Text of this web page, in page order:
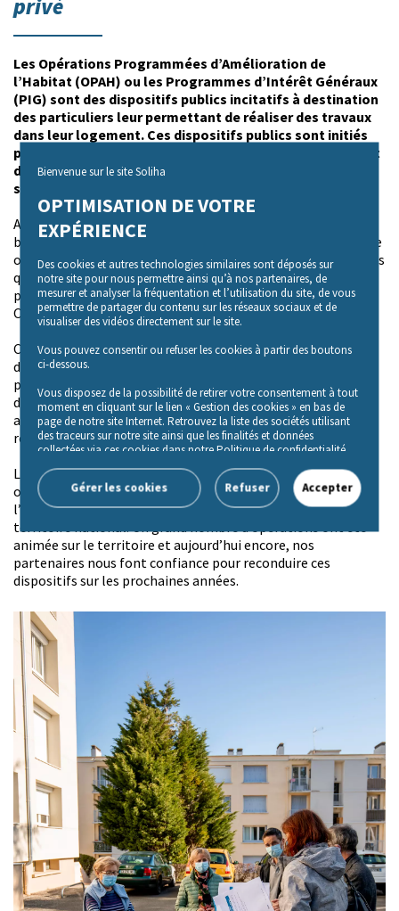
privé
Les Opérations Programmées d’Amélioration de
l’Habitat (OPAH) ou les Programmes d’Intérêt Généraux
(PIG) sont des dispositifs publics incitatifs à destination
des particuliers leur permettant de réaliser des travaux
dans leur logement. Ces dispositifs publics sont initiés
par la collectivité territoriale (commune ou groupement
de communes) et permettent de mobiliser des
subventions publiques au profit de l’habitat privé.
A la suite d’une étude pré opérationnelle qui relève les
besoins et les spécificités d’un territoire (quartier, commune
ou un groupement de communes), les partenaires locaux tels
que l’Anah, le Département, la Région, et Action logement
peuvent réserver des financements à la mise en place d’une
OPAH (5 ans) ou d’un PIG (3 ans).
Ces dispositifs permettent de solliciter une équipe
d’animation dédiée, en charge de la mobilisation des
propriétaires privés, sur le périmètre et les thématiques
définis, en vue de les accompagner (techniquement,
administrativement et financièrement) dans leur projet de
réhabilitation de logement.
Les associations SOLIHA sont aujourd’hui le premier
opérateur en Opération Programmée d’Amélioration de
l’Habitat (OPAH) et en Programme d’Intérêt Général sur le
territoire national. Un grand nombre d’opérations ont été
animée sur le territoire et aujourd’hui encore, nos
partenaires nous font confiance pour reconduire ces
dispositifs sur les prochaines années.
Bienvenue sur le site Soliha
OPTIMISATION DE VOTRE
EXPÉRIENCE
Des cookies et autres technologies similaires sont déposés sur
notre site pour nous permettre ainsi qu’à nos partenaires, de
mesurer et analyser la fréquentation et l’utilisation du site, de vous
permettre de partager du contenu sur les réseaux sociaux et de
visualiser des vidéos directement sur le site.
Vous pouvez consentir ou refuser les cookies à partir des boutons
ci-dessous.
Vous disposez de la possibilité de retirer votre consentement à tout
moment en cliquant sur le lien « Gestion des cookies » en bas de
page de notre site Internet. Retrouvez la liste des sociétés utilisant
des traceurs sur notre site ainsi que les finalités et données
collectées via ces cookies dans notre Politique de confidentialité,
de page de notre site Internet.
Gérer les cookies Refuser Accepter